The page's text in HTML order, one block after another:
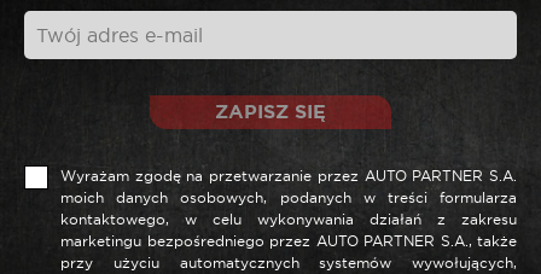
Nazwa *
ZAPISZ SIĘ
Wyrażam zgodę na przetwarzanie przez AUTO PARTNER S.A.
moich danych osobowych, podanych w treści formularza
kontaktowego, w celu wykonywania działań z zakresu
marketingu bezpośredniego przez AUTO PARTNER S.A., także
przy użyciu automatycznych systemów wywołujących,